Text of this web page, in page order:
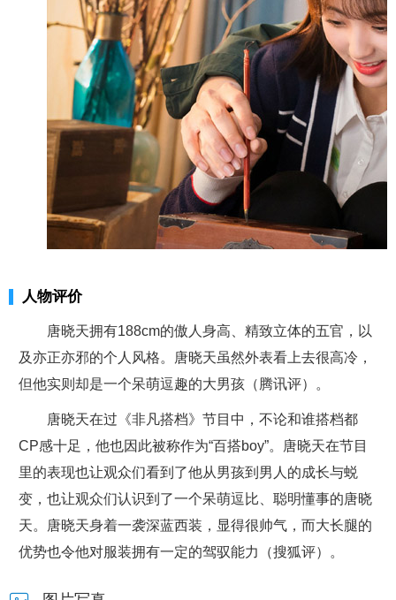
人物评价
唐晓天拥有188cm的傲人身高、精致立体的五官，以
及亦正亦邪的个人风格。唐晓天虽然外表看上去很高冷，
但他实则却是一个呆萌逗趣的大男孩（腾讯评）。
唐晓天在过《非凡搭档》节目中，不论和谁搭档都
CP感十足，他也因此被称作为“百搭boy”。唐晓天在节目
里的表现也让观众们看到了他从男孩到男人的成长与蜕
变，也让观众们认识到了一个呆萌逗比、聪明懂事的唐晓
天。唐晓天身着一袭深蓝西装，显得很帅气，而大长腿的
优势也令他对服装拥有一定的驾驭能力（搜狐评）。